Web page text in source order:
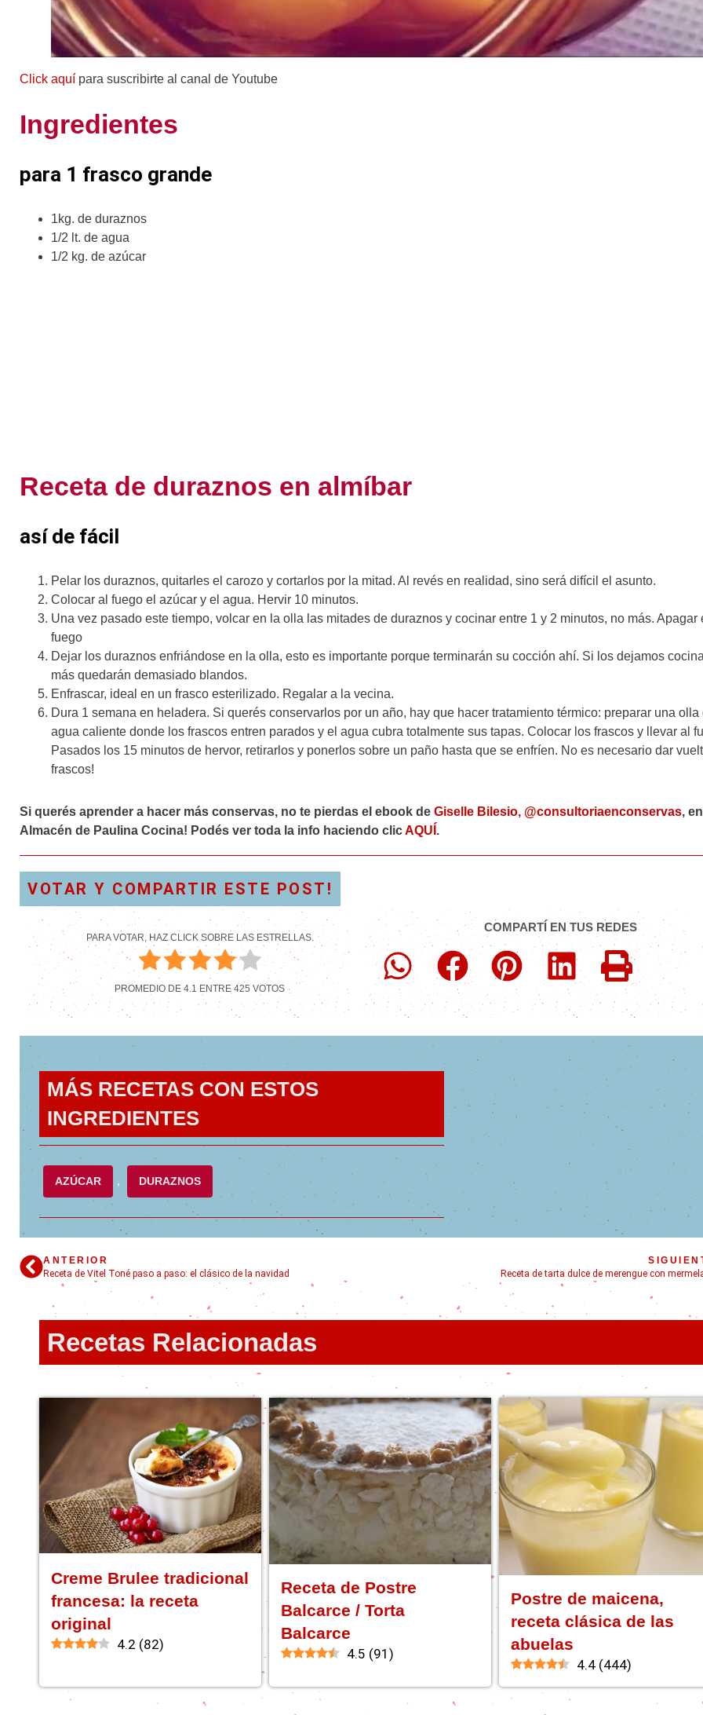
Click aquí para suscribirte al canal de Youtube
Ingredientes
para 1 frasco grande
1kg. de duraznos
1/2 lt. de agua
1/2 kg. de azúcar
Receta de duraznos en almíbar
así de fácil
Pelar los duraznos, quitarles el carozo y cortarlos por la mitad. Al revés en realidad, sino será difícil el asunto.
Colocar al fuego el azúcar y el agua. Hervir 10 minutos.
Una vez pasado este tiempo, volcar en la olla las mitades de duraznos y cocinar entre 1 y 2 minutos, no más. Apagar
fuego
Dejar los duraznos enfriándose en la olla, esto es importante porque terminarán su cocción ahí. Si los dejamos
más quedarán demasiado blandos.
Enfrascar, ideal en un frasco esterilizado. Regalar a la vecina.
Dura 1 semana en heladera. Si querés conservarlos por un año, hay que hacer tratamiento térmico: preparar una olla
agua caliente donde los frascos entren parados y el agua cubra totalmente sus tapas. Colocar los frascos y llevar al
Pasados los 15 minutos de hervor, retirarlos y ponerlos sobre un paño hasta que se enfríen. No es necesario dar
frascos!
Si querés aprender a hacer más conservas, no te pierdas el ebook de Giselle Bilesio, @consultoriaenconservas,
Almacén de Paulina Cocina! Podés ver toda la info haciendo clicAQUÍ .
VOTAR Y COMPARTIR ESTE POST!
PARA VOTAR, HAZ CLICK SOBRE LAS ESTRELLAS.
PROMEDIO DE4.1 ENTRE425 VOTOS
COMPARTÍ EN TUS REDES
MÁS RECETAS CON ESTOS
INGREDIENTES
AZÚCAR , DURAZNOS
ANTERIOR
Receta de Vitel Toné paso a paso: el clásico de la navidad
Receta de tarta dulce de merengue con
Recetas Relacionadas
Creme Brulee tradicional
francesa: la receta
original
4.2 (82)
Receta de Postre
Balcarce / Torta
Balcarce
4.5 (91 )
Postre de maicena,
receta clásica de las
abuelas
4.4 (444)